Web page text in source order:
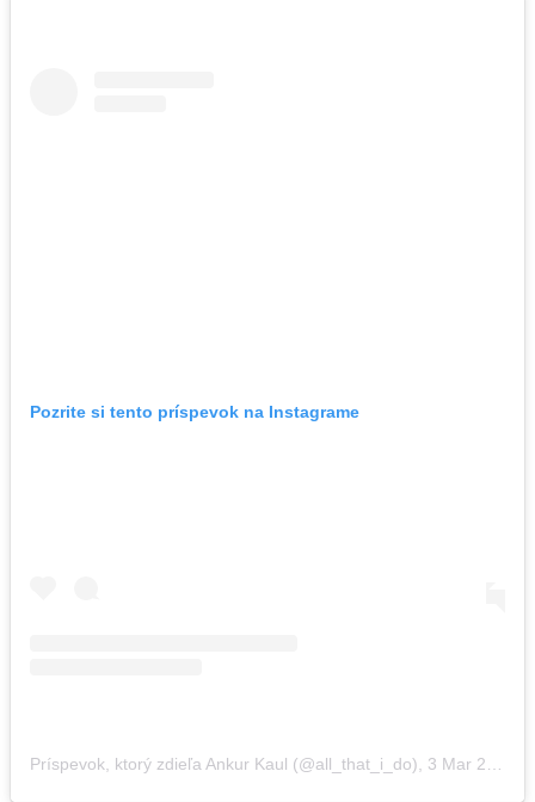
Pozrite si tento príspevok na Instagrame
Príspevok, ktorý zdieľa Ankur Kaul (@all_that_i_do) 3 Mar 2020 o 7:56 PST